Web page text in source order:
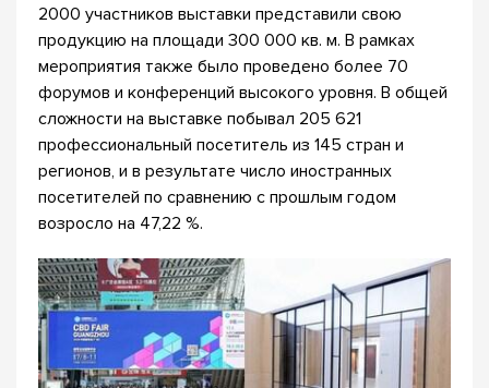
2000 участников выставки представили свою
продукцию на площади 300 000 кв. м. В рамках
мероприятия также было проведено более 70
форумов и конференций высокого уровня. В общей
сложности на выставке побывал 205 621
профессиональный посетитель из 145 стран и
регионов, и в результате число иностранных
посетителей по сравнению с прошлым годом
возросло на 47,22 %.